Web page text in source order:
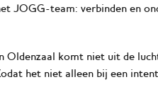
JOGG-team: verbinden en
Oldenzaal komt niet uit de
het niet alleen bij een